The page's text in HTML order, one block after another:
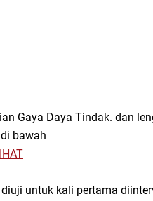
Gaya Daya Tindak. dan
bawah
untuk kali pertama